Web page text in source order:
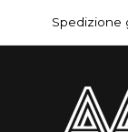
al
contenuto
Spedizione
Navigazione
articoli